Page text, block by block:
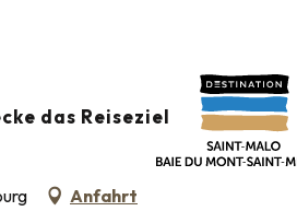
das Reiseziel
ROMANTIQUE
Anfahrt